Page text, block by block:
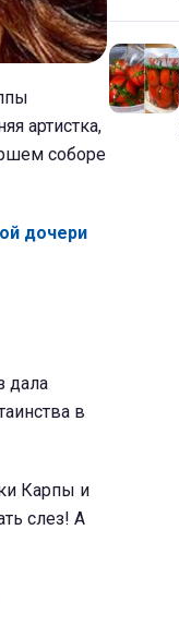
артистка,
соборе
дочери
дала
в
Карпы и
слез! А